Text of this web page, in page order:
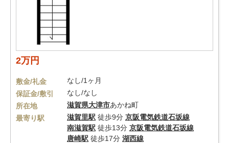
2万円
敷金/礼金
なし/1ヶ月
保証金/敷引
なし/なし
所在地
滋賀県大津市あかね町
最寄り駅
滋賀里駅 徒歩9分 京阪電気鉄道石坂線
南滋賀駅 徒歩13分 京阪電気鉄道石坂線
唐崎駅 徒歩17分 湖西線